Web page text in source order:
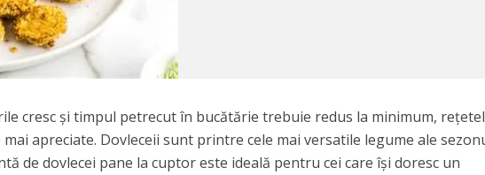
cresc și timpul petrecut în bucătărie trebuie redus la minimum,
mai apreciate. Dovleceii sunt printre cele mai versatile legume ale
de dovlecei pane la cuptor este ideală pentru cei care își doresc un